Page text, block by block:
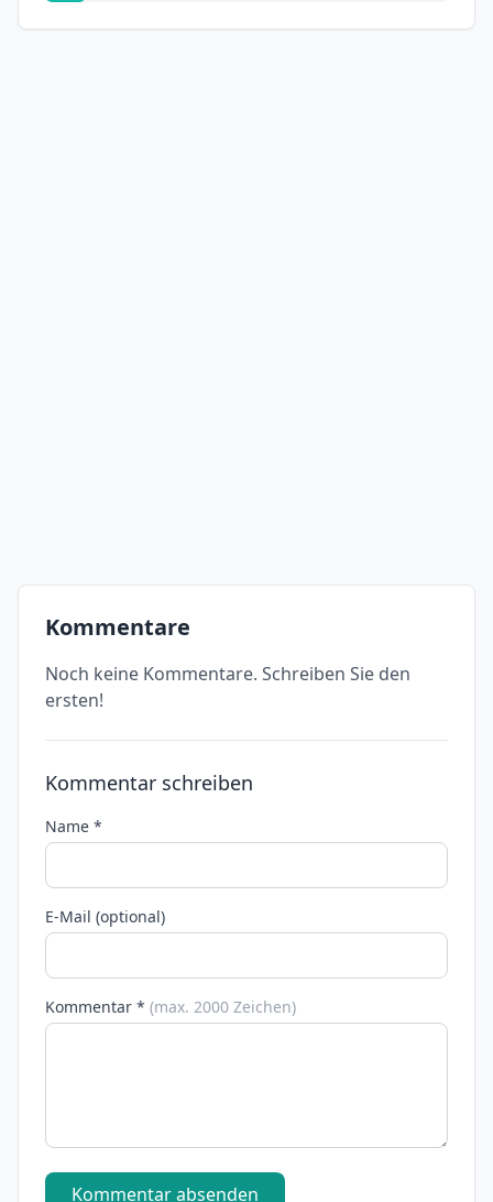
Kommentare
Noch keine Kommentare. Schreiben Sie den
ersten!
Kommentar schreiben
Name *
E-Mail (optional)
Kommentar * (max. 2000 Zeichen)
Kommentar absenden